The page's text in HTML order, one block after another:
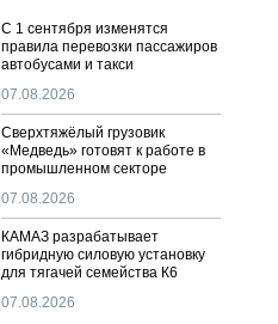
С 1 сентября изменятся
правила перевозки пассажиров
автобусами и такси
07.08.2026
Сверхтяжёлый грузовик
«Медведь» готовят к работе в
промышленном секторе
07.08.2026
КАМАЗ разрабатывает
гибридную силовую установку
для тягачей семейства К6
07.08.2026